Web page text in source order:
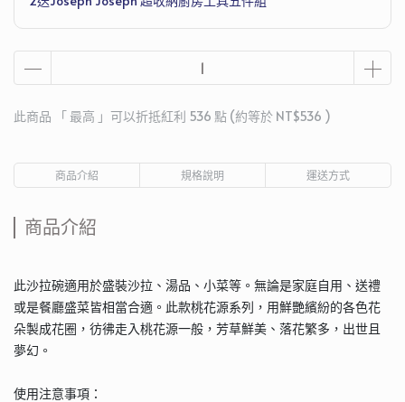
此商品 「 最高 」可以折抵紅利 536 點 (約等於 NT$536 )
商品介紹 規格說明 運送方式
商品介紹
此沙拉碗適用於盛裝沙拉、湯品、小菜等。無論是家庭自用、送禮
或是餐廳盛菜皆相當合適。此款桃花源系列，用鮮艷繽紛的各色花
朵製成花圈，彷彿走入桃花源一般，芳草鮮美、落花繁多，出世且
夢幻。
使用注意事項：